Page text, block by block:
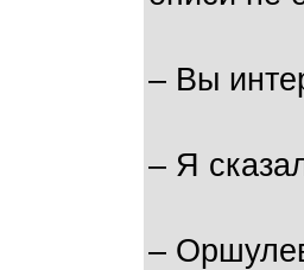
– Вы
– Я
–